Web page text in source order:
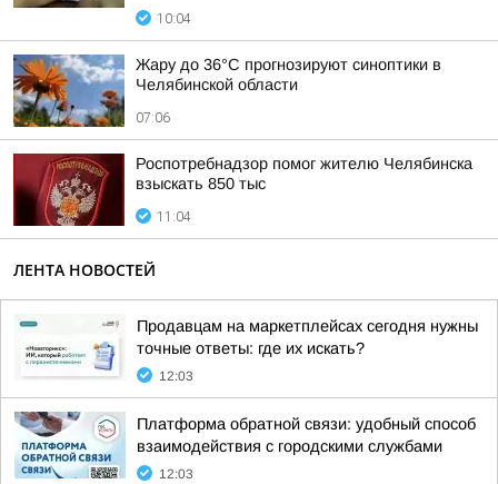
10:04
Жару до 36°С прогнозируют синоптики в
Челябинской области
07:06
Роспотребнадзор помог жителю Челябинска
взыскать 850 тыс
11:04
ЛЕНТА НОВОСТЕЙ
Продавцам на маркетплейсах сегодня нужны
точные ответы: где их искать?
12:03
Платформа обратной связи: удобный способ
взаимодействия с городскими службами
12:03